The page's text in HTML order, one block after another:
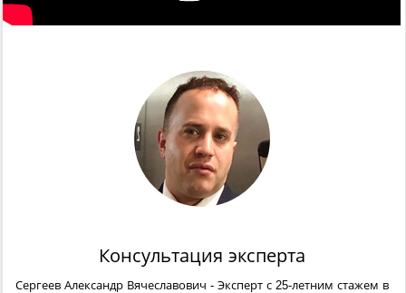
Консультация эксперта
Сергеев Александр Вячеславович - Эксперт с 25-летним стажем в